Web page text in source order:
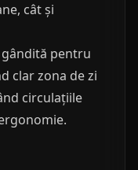
cât și
pentru
clar zona de zi
circulațiile